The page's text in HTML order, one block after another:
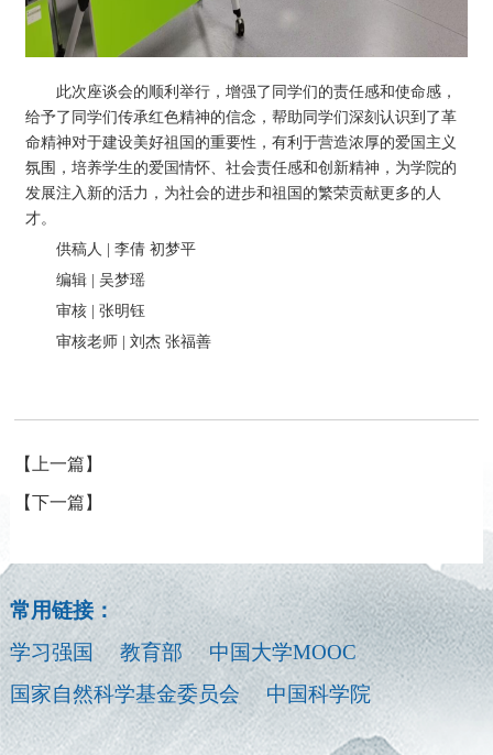
此次座谈会的顺利举行，增强了同学们的责任感和使命感，
给予了同学们传承红色精神的信念，帮助同学们深刻认识到了革
命精神对于建设美好祖国的重要性，有利于营造浓厚的爱国主义
氛围，培养学生的爱国情怀、社会责任感和创新精神，为学院的
发展注入新的活力，为社会的进步和祖国的繁荣贡献更多的人
才。
供稿人 | 李倩 初梦平
编辑 | 吴梦瑶
审核 | 张明钰
审核老师 | 刘杰 张福善
【上一篇】
【下一篇】
常用链接：
学习强国
教育部
中国大学MOOC
国家自然科学基金委员会
中国科学院